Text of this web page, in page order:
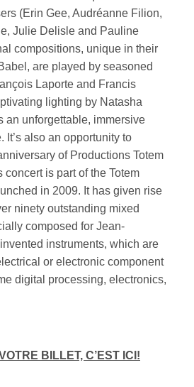
(Erin Gee, Audréanne Filion,
Julie Delisle and Pauline
compositions, unique in their
are played by seasoned
Laporte and Francis
lighting by Natasha
an unforgettable, immersive
It’s also an opportunity to
of Productions Totem
is part of the Totem
in 2009. It has given rise
ninety outstanding mixed
composed for Jean-
instruments, which are
or electronic component
digital processing, electronics,
BILLET, C’EST ICI!